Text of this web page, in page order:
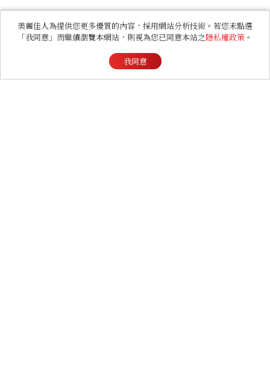
美麗佳人為提供您更多優質的內容，採用網站分析技術。若您未點選
「我同意」而繼續瀏覽本網站，則視為您已同意本站之隱私權政策 。
我同意